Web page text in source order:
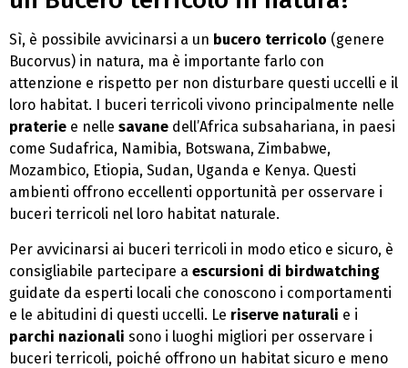
Sì, è possibile avvicinarsi a un bucero terricolo (genere
Bucorvus) in natura, ma è importante farlo con
attenzione e rispetto per non disturbare questi uccelli e il
loro habitat. I buceri terricoli vivono principalmente nelle
praterie e nelle savane dell’Africa subsahariana, in paesi
come Sudafrica, Namibia, Botswana, Zimbabwe,
Mozambico, Etiopia, Sudan, Uganda e Kenya. Questi
ambienti offrono eccellenti opportunità per osservare i
buceri terricoli nel loro habitat naturale.
Per avvicinarsi ai buceri terricoli in modo etico e sicuro, è
consigliabile partecipare a escursioni di birdwatching
guidate da esperti locali che conoscono i comportamenti
e le abitudini di questi uccelli. Le riserve naturali e i
parchi nazionali sono i luoghi migliori per osservare i
buceri terricoli, poiché offrono un habitat sicuro e meno